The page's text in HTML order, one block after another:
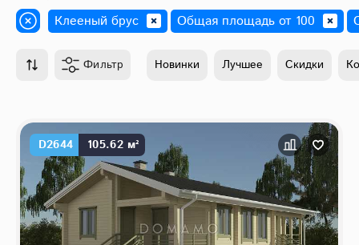
Клееный брус
Общая площадь от 100
Фильтр Новинки Лучшее Скидки
D2644 105.62 м²